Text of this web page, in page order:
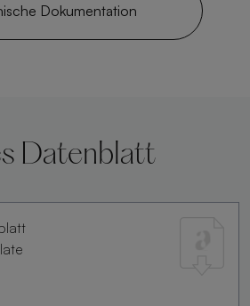
Dokumentation
Datenblatt